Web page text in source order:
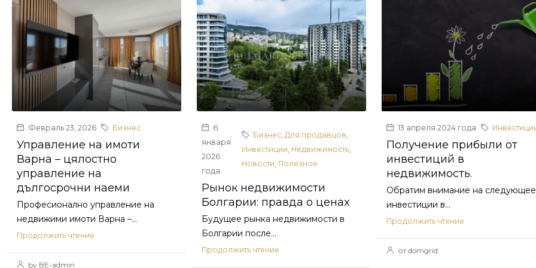
Февраль 23, 2026 Бизнес
Управление на имоти
Варна – цялостно
управление на
дългосрочни наеми
Професионално управление на
недвижими имоти Варна –...
Продолжить чтение
by BE-admin
6
января
2026
года
Бизнес Для продавцов
Инвестиции Недвижимость
Новости Полезное
Рынок недвижимости
Болгарии: правда о ценах
Будущее рынка недвижимости в
Болгарии после...
Продолжить чтение
13 апреля 2024 года
Получение прибыли от
инвестиций в
недвижимость.
Обратим внимание на
инвестиции в...
Продолжить чтение
от domgrid